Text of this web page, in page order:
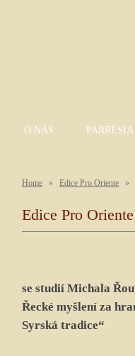
O NÁS PARRÉSIA
Home » Edice Pro Oriente »
Edice Pro Oriente
se studií Michala
Řecké myšlení za
Syrská tradice“